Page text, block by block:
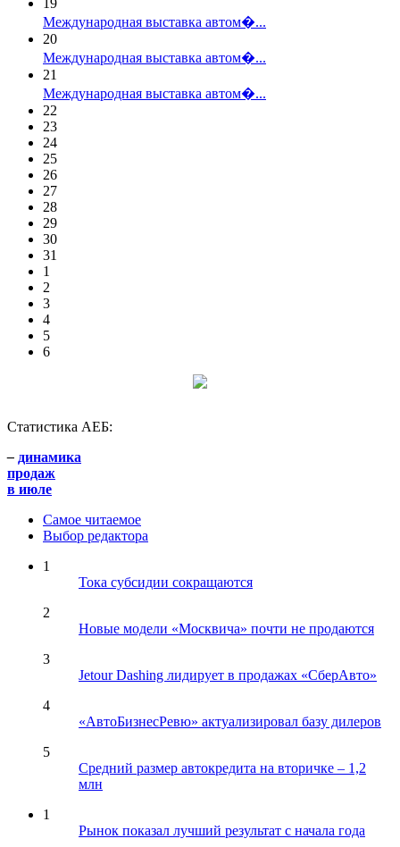
Международная выставка автом�...
20
Международная выставка автом�...
21
Международная выставка автом�...
22
23
24
25
26
27
28
29
30
31
1
2
3
4
5
6
Статистика АЕБ:
– динамика
продаж
в июле
Самое читаемое
Выбор редактора
1
Тока субсидии сокращаются
2
Новые модели «Москвича» почти не продаются
3
Jetour Dashing лидирует в продажах «СберАвто»
4
«АвтоБизнесРевю» актуализировал базу дилеров
5
Средний размер автокредита на вторичке – 1,2
млн
1
Рынок показал лучший результат с начала года